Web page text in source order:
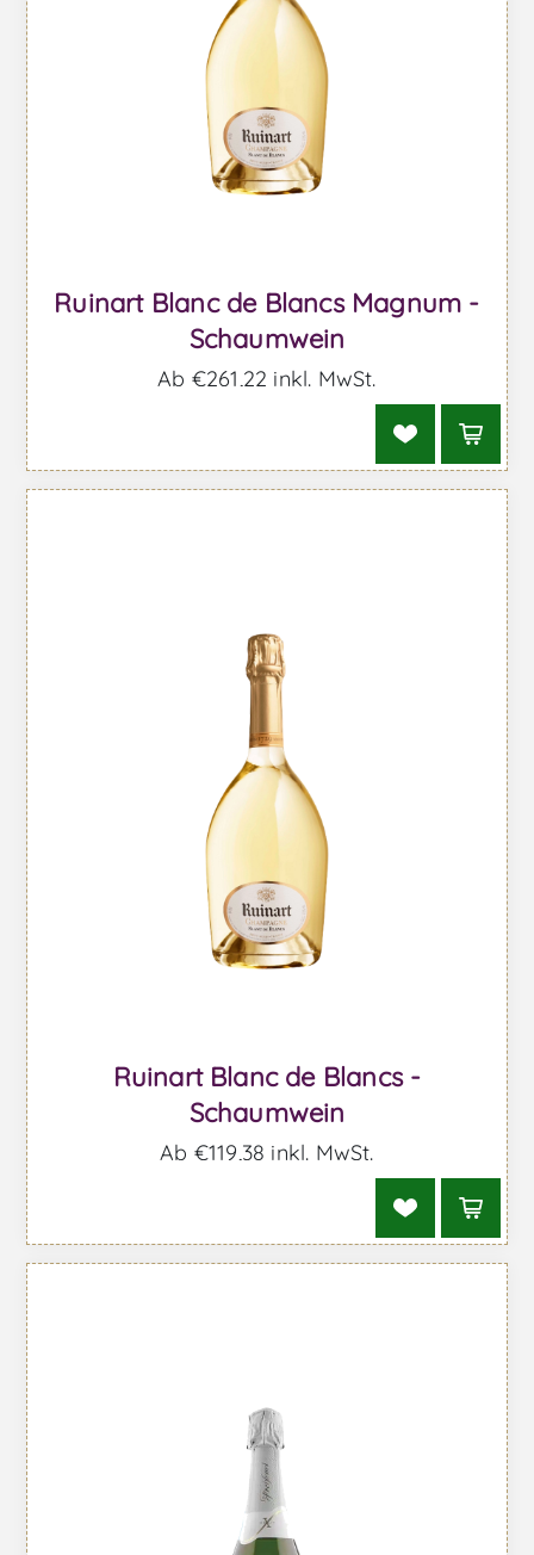
Ruinart Blanc de Blancs Magnum -
Schaumwein
Ab €261,22 inkl. MwSt.
Ruinart Blanc de Blancs -
Schaumwein
Ab €119,38 inkl. MwSt.